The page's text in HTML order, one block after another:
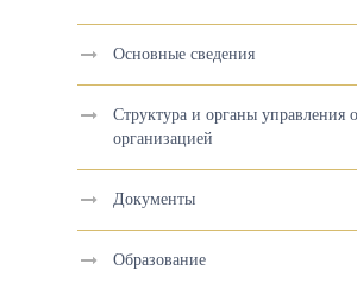
Основные сведения
Структура и органы управления
организацией
Документы
Образование